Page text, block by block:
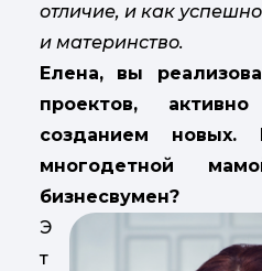
отличие, и как
и материнство.
Елена, вы
проектов,
созданием
многодетной
бизнесвумен?
Э
т